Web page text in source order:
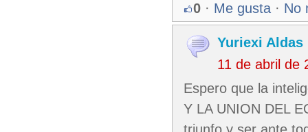
0 · Me gusta · No
Yuriexi Aldas
11 de abril de
Espero que la
Y LA UNION DEL